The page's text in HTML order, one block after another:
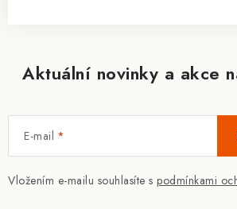
Aktuální novinky a akce
E-mail
Vložením e-mailu souhlasíte s podmínkami